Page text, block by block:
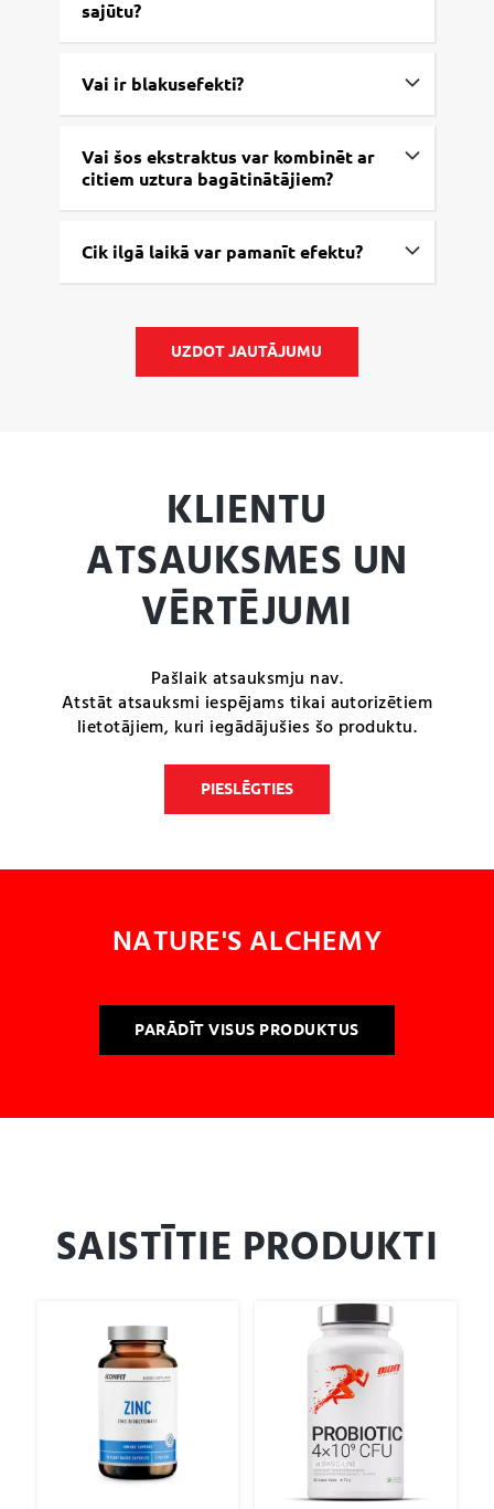
sajūtu?
Vai ir blakusefekti?
Vai šos ekstraktus var kombinēt ar
citiem uztura bagātinātājiem?
Cik ilgā laikā var pamanīt efektu?
UZDOT JAUTĀJUMU
KLIENTU
ATSAUKSMES UN
VĒRTĒJUMI
Pašlaik atsauksmju nav.
Atstāt atsauksmi iespējams tikai autorizētiem
lietotājiem, kuri iegādājušies šo produktu.
PIESLĒGTIES
NATURE'S ALCHEMY
PARĀDĪT VISUS PRODUKTUS
SAISTĪTIE PRODUKTI